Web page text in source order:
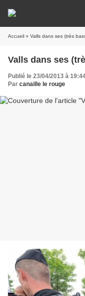
Accueil » Valls dans ses (très
Valls dans ses
Publié le 23/04/2013 à
Par canaille le rouge